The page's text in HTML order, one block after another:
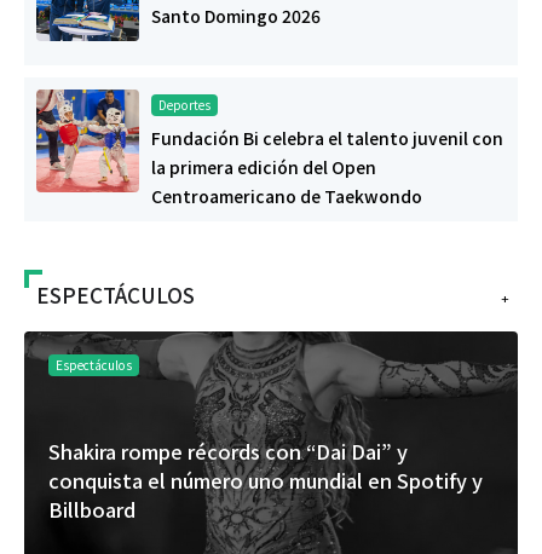
Santo Domingo 2026
Deportes
Fundación Bi celebra el talento juvenil con
la primera edición del Open
Centroamericano de Taekwondo
+
ESPECTÁCULOS
Espectáculos
Shakira rompe récords con “Dai Dai” y
conquista el número uno mundial en Spotify y
Billboard